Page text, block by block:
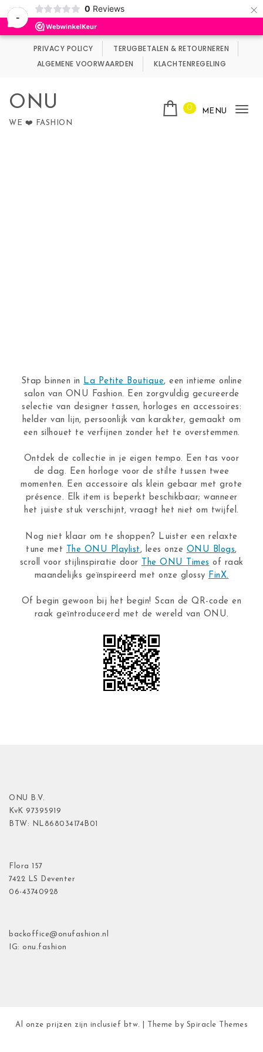
-
0 Reviews ×
Wij maken gebruik van cookies.
PRIVACY POLICY
TERUGBETALEN & RETOURNEREN
ALGEMENE VOORWAARDEN
KLACHTENREGELING
ONU
WE ❤️ FASHION
0 MENU
Stap binnen in La Petite Boutique, een intieme online
salon van ONU Fashion. Een zorgvuldig gecureerde
selectie van designer tassen, horloges en accessoires:
helder van lijn, persoonlijk van karakter, gemaakt om
een silhouet te verfijnen zonder het te overstemmen.
Ontdek de collectie in je eigen tempo. Een tas voor
de dag. Een horloge voor de stilte tussen twee
momenten. Een accessoire als klein gebaar met grote
présence. Elk item is beperkt beschikbaar; wanneer
het juiste stuk verschijnt, vraagt het niet om twijfel.
Nog niet klaar om te shoppen? Luister een relaxte
tune met
The ONU Playlist , lees onze ONU Blogs,
scroll voor stijlinspiratie door
The ONU Times of raak
maandelijks geïnspireerd met onze glossy FinX.
Of begin gewoon bij het begin! Scan de QR-code en
raak geïntroduceerd met de wereld van ONU.
ONU B.V.
KvK 97395919
BTW: NL868034174B01
Flora 157
7422 LS Deventer
06-43740928
backoffice@onufashion.nl
IG: onu.fashion
Al onze prijzen zijn inclusief btw. | Theme by Spiracle Themes